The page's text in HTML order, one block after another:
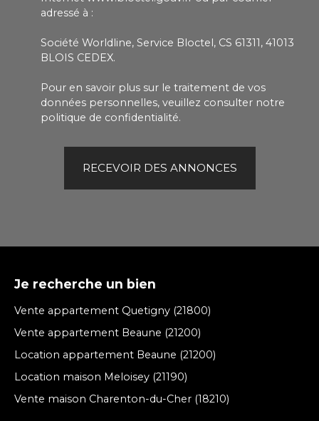
adressé à :
Société Worldline, Service Bloctel, CS 61311, 41013
BLOIS CEDEX.
Pour en savoir plus sur le traitement de vos
données personnelles, veuillez consulter notre
politique de confidentialité.
RECEVOIR DES ANNONCES
Je recherche un bien
Vente appartement Quetigny (21800)
Vente appartement Beaune (21200)
Location appartement Beaune (21200)
Location maison Meloisey (21190)
Vente maison Charenton-du-Cher (18210)